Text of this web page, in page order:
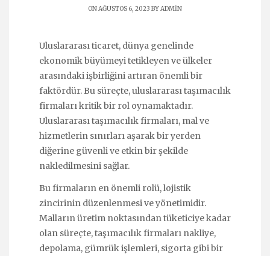
ON AĞUSTOS 6, 2023 BYADMIN
Uluslararası ticaret, dünya genelinde
ekonomik büyümeyi tetikleyen ve ülkeler
arasındaki işbirliğini artıran önemli bir
faktördür. Bu süreçte, uluslararası taşımacılık
firmaları kritik bir rol oynamaktadır.
Uluslararası taşımacılık firmaları, mal ve
hizmetlerin sınırları aşarak bir yerden
diğerine güvenli ve etkin bir şekilde
nakledilmesini sağlar.
Bu firmaların en önemli rolü, lojistik
zincirinin düzenlenmesi ve yönetimidir.
Malların üretim noktasından tüketiciye kadar
olan süreçte, taşımacılık firmaları nakliye,
depolama, gümrük işlemleri, sigorta gibi bir